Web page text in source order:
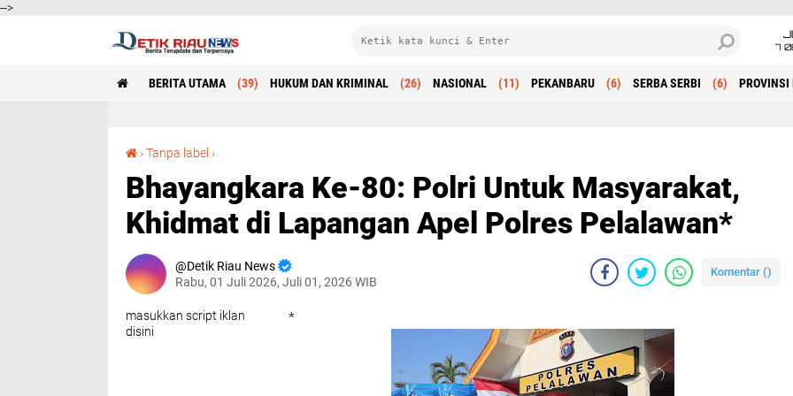
-->
7
BERITA UTAMA (39) HUKUM DAN KRIMINAL (26) NASIONAL (11) PEKANBARU (6) SERBA SERBI (6) PROVINSI
›Tanpa label ›
Bhayangkara Ke-80: Polri Untuk Masyarakat,
Khidmat di Lapangan Apel Polres Pelalawan*
Detik Riau News
Rabu, 01 Juli 2026, Juli 01, 2026 WIB
Komentar ()
masukkan script iklan
disini
*